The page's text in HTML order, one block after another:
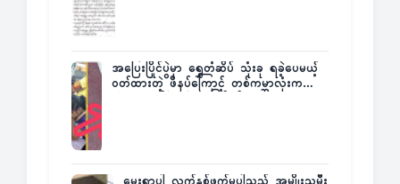
အပြေးပြိုင်ပွဲမှာ ရွှေတံဆိပ် သုံးခု ရခဲ့ပေမယ့်
ဝတ်ထားတဲ့ ဖိနပ်ကြောင့် တစ်ကမ္ဘာလုံးက